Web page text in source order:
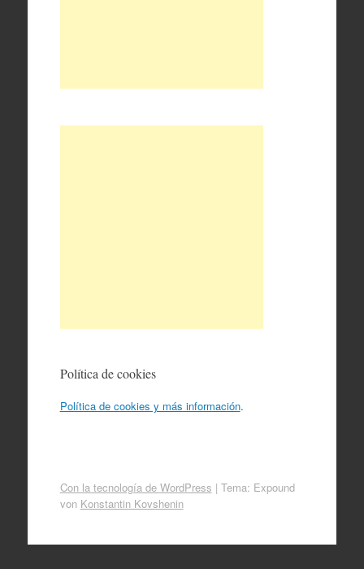
Política de cookies
Política de cookies y más información.
Con la tecnología de WordPress | Tema: Expound
von Konstantin Kovshenin